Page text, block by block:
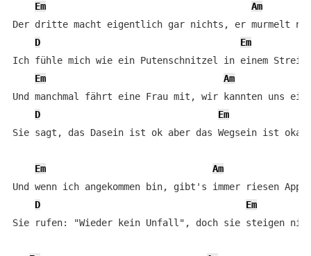
Em
Am
Der dritte macht eigentlich gar nichts, er murmelt nur
D
Em
Ich fühle mich wie ein Putenschnitzel in einem
Em
Am
Und manchmal fährt eine Frau mit, wir kannten uns
D
Em
Sie sagt, das Dasein ist ok aber das Wegsein ist
Em
Am
Und wenn ich angekommen bin, gibt's immer riesen
D
Em
Sie rufen: "Wieder kein Unfall", doch sie steigen